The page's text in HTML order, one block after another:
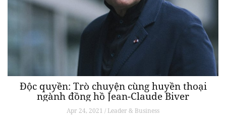
Độc quyền: Trò chuyện cùng huyền thoại
ngành đồng hồ Jean-Claude Biver
Apr 24, 2021 / Leader & Business